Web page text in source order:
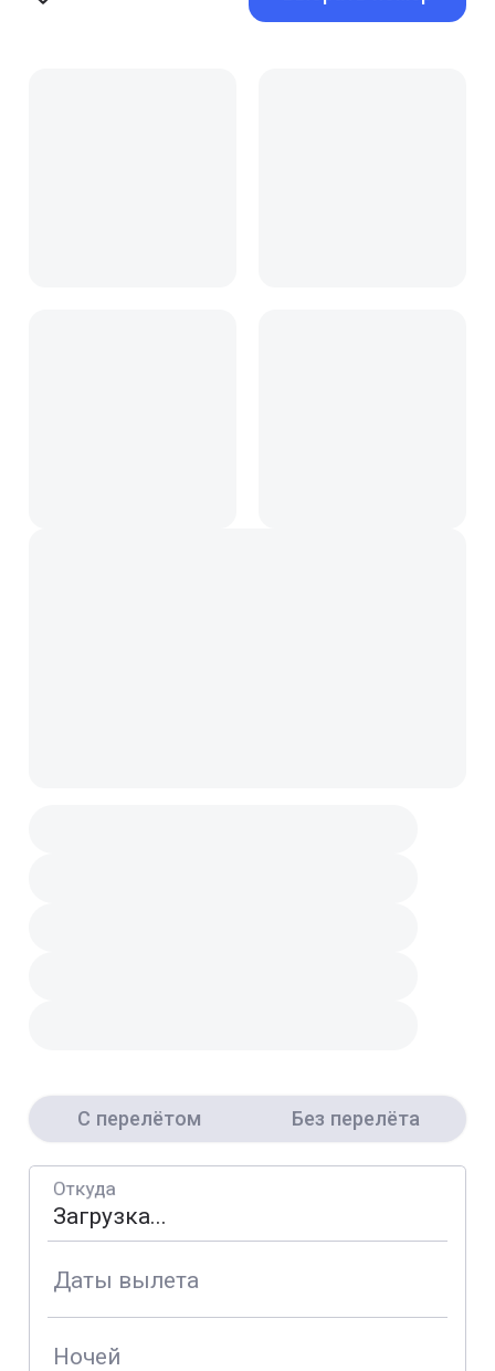
С перелётом Без перелёта
Откуда
Даты вылета
Ночей